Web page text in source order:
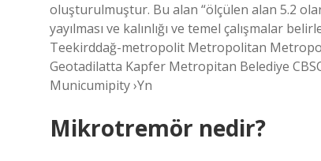
oluşturulmuştur. Bu alan “ölçülen alan 5.2
yayılması ve kalınlığı ve temel çalışmalar
Teekirddağ-metropolit Metropolitan
Geotadilatta Kapfer Metropitan Belediye
Municumipity ›Yn
Mikrotremör nedir?